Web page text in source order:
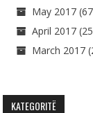
May 2017
April 2017
March 2017
KATEGORITË